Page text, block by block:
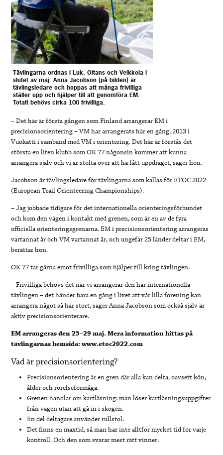
Tävlingarna ordnas i Luk, Oitans och Veikkola i
slutet av maj. Anna Jacobson (på bilden) är
tävlingsledare och hoppas att många frivilliga
ställer upp och hjälper till att genomföra EM.
Totalt behövs cirka 100 frivilliga.
– Det här är första gången som Finland arrangerar EM i
precisionsorientering – VM har arrangerats här en gång, 2013 i
Vuokatti i samband med VM i orientering. Det här är förstås det
största en liten klubb som OK 77 någonsin kommer att kunna
arrangera själv och vi är stolta över att ha fått uppdraget, säger hon.
Jacobson är tävlingsledare för tävlingarna som kallas för ETOC 2022
(European Trail Orienteering Championships).
– Jag jobbade tidigare för det internationella orienteringsförbundet
och kom den vägen i kontakt med grenen, som är en av de fyra
officiella orienteringsgrenarna. EM i precisionsorientering arrangeras
vartannat år och VM vartannat år, och ungefär 25 länder deltar i EM,
berättar hon.
OK 77 tar gärna emot frivilliga som hjälper till kring tävlingen.
– Frivilliga behövs det när vi arrangerar den här internationella
tävlingen – det händer bara en gång i livet att vår lilla förening kan
arrangera något så här stort, säger Anna Jacobson som också själv är
aktiv precisionsorienterare.
EM arrangeras den 25–29 maj. Mera information hittas på
tävlingarnas hemsida: www.etoc2022.com
Vad är precisionsorientering?
Precisionsorientering är en gren där alla kan delta, oavsett kön,
ålder och rörelseförmåga.
Grenen handlar om kartläsning: man löser kartläsningsuppgifter
från vägen utan att gå in i skogen.
En del deltagare använder rullstol.
Det finns en maxtid, så man har inte alltför mycket tid för varje
kontroll. Och den som svarar mest rätt vinner.